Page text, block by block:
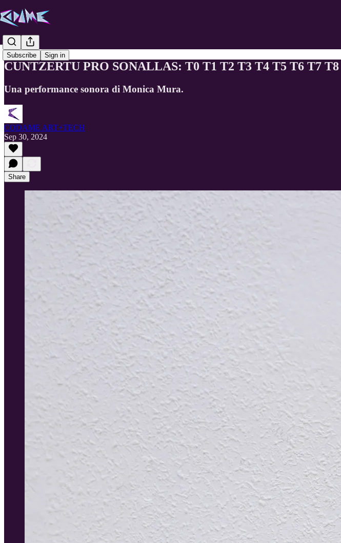
Subscribe Sign in
CUNTZERTU PRO SONALLAS: T0 T1 T2 T3 T4 T5 T6 T7
Una performance sonora di Monica Mura.
CODAME ART+TECH
Sep 30, 2024
Share